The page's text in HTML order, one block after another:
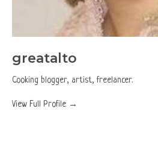
greatalto
Cooking blogger, artist, freelancer.
View Full Profile →